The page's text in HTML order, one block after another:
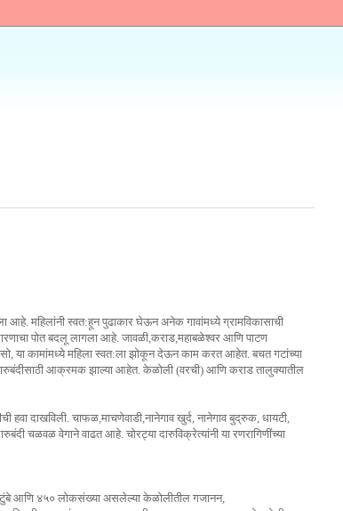
आहे. महिलांनी स्वत:हून पुढाकार घेऊन अनेक गावांमध्ये ग्रामविकासाची
पोत बदलू लागला आहे. जावळी,कराड,महाबळेश्वर आणि पाटण
या कामांमध्ये महिला स्वत:ला झोकून देऊन काम करत आहेत. बचत गटांच्या
आक्रमक झाल्या आहेत. केळोली (वरची) आणि कराड तालुक्यातील
हवा दाखविली. चाफळ,माचणेवाडी,नानेगाव खुर्द, नानेगाव बुद्रुक, धायटी,
चळवळ वेगाने वाढत आहे. चोरट्या दारुविक्रेत्यांनी या रणरागिणींच्या
आणि ४५० लोकसंख्या असलेल्या केळोलीतील गजानन,
"WELCOME TO MAHAKRUSHI" "महाकृषि मध्ये आपल